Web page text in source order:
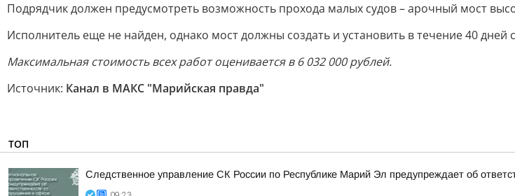
Подрядчик должен предусмотреть возможность прохода малых судов – арочный мост
Исполнитель еще не найден, однако мост должны создать и установить в течение 40 дней
Максимальная стоимость всех работ оценивается в 6 032 000 рублей.
Источник: Канал в МАКС "Марийская правда"
ТОП
Следственное управление СК России по Республике Марий Эл предупреждает об